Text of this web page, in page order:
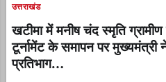
उत्तराखंड
खटीमा में मनीष चंद स्मृति
टूर्नामेंट के समापन पर मुख्यमंत्री
प्रतिभाग…